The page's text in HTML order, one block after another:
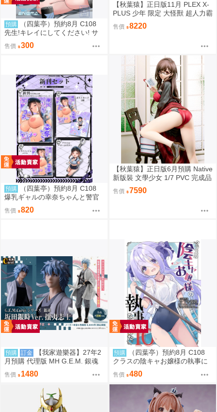
預購
（四葉亭）預約8月 C108
先生!キレイにしてください! サ
メジマ
售價 300
【秋葉猿】正日版11月 PLEX X-
PLUS 少年 限定 大怪獸 超人力霸
王 迪卡 迪迦 超古代鳥 美爾巴 少
限
售價 8220
預購
（四葉亭）預約8月 C108
爆乳ギャルの幸奈ちゃんと警官
コスエッチ 新刊套組 猫耳と黒マ
スク
售價 820
【秋葉猿】正日版6月預購 Native
新版裝 文學少女 1/7 PVC 完成品
售價 7590
預購 訂金
【我家遊樂器】27年2
月預購 代理版 MH G.E.M. 銀魂
坂田銀時 攘夷志士
售價 1480
預購
（四葉亭）預約8月 C108
クラスの陰キャお嬢様の執事に
なりました10 ひづき夜宵
售價 480